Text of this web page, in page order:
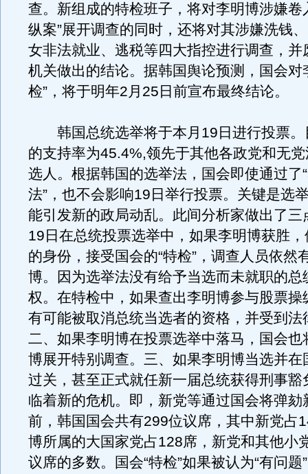
查。新组成的特检班子，将对李明博涉嫌卷
纵案”展开调查的同时，还将对其涉嫌洗钱
女非法就业、逃税等四大指控进行调查，并
机关做出的结论。据韩国舆论预测，国会对
检”，将于明年2月25日前宣布最终结论。
韩国总统选举将于本月19日进行投票。
的支持率为45.4%,领先于其他各政党和无
选人。根据韩国的选举法，国会即使通过了
法”，也不会影响19日举行投票。关键是选
能引发新的政局动乱。此间分析家做出了三
19日在总统投票选举中，如果李明博获胜
的身份，接受国会的“特检”，调查人员依然
博。因为选举法没有给予当选而未就职的总
权。在特检中，如果查出李明博参与股票操
有可能被取消总统当选者的资格，并受到法
二、如果李明博在投票选举中落马，国会也
博展开特别调查。三、如果李明博当选并在
过关，甚至正式就任新一届总统获得刑事豁
临着新的危机。即，新党等通过国会将弹劾
前，韩国国会共有299位议席，其中新党占
博所属的大国家党占128席，新党和其他小
议席的多数。国会“特检”如果被认为“有问题